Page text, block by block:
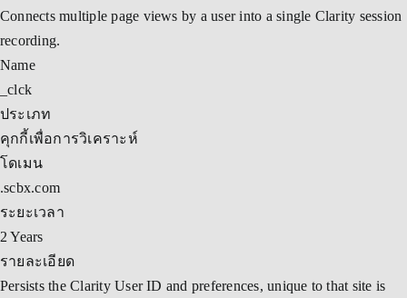
Connects multiple page views by a user into a single Clarity session
recording.
Name
_clck
ประเภท
คุกกี้เพื่อการวิเคราะห์
โดเมน
.scbx.com
ระยะเวลา
2 Years
รายละเอียด
Persists the Clarity User ID and preferences, unique to that site is